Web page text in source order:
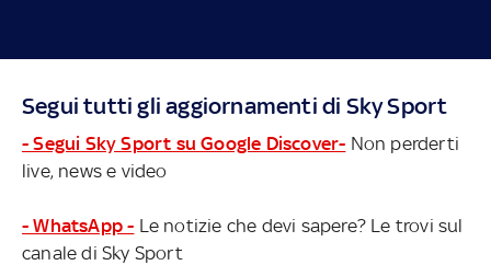
Segui tutti gli aggiornamenti di Sky Sport
- Segui Sky Sport su Google Discover- Non perderti
live, news e video
- WhatsApp - Le notizie che devi sapere? Le trovi sul
canale di Sky Sport